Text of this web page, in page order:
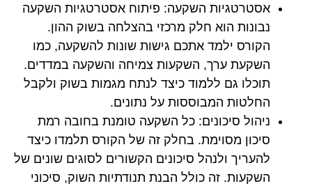
אסטרטגיות השקעה:פיתוח אסטרטגיות השקעה
נבונות הוא חלק מרכזי בהצלחה בשוק ההון.
הקורס ילמד אתכם גישות שונות להשקעה, כמו
השקעת ערך, השקעות צמיחה והשקעה במדדים.
תוכלו גם ללמוד כיצד לנתח מגמות בשוק ולקבל
החלטות המבוססות על נתונים.
ניהול סיכונים:כל השקעה טומנת בחובה רמת
סיכון מסוימת. בחלק זה של הקורס תלמדו כיצד
להעריך ולנהל סיכונים הקשורים לסוגים שונים של
השקעות. זה כולל הבנת תנודתיות השוק, סיכוני